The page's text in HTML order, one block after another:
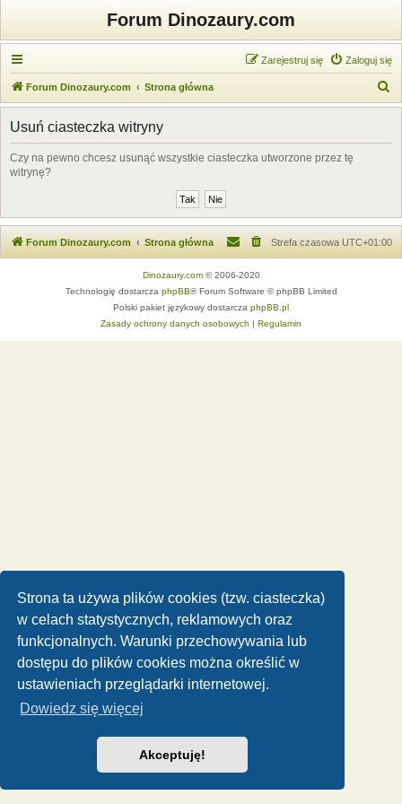
Strona ta używa plików cookies (tzw. ciasteczka)
w celach statystycznych, reklamowych oraz
funkcjonalnych. Warunki przechowywania lub
dostępu do plików cookies można określić w
ustawieniach przeglądarki internetowej.
Dowiedz się więcej
Akceptuję!
Forum Dinozaury.com
Zaloguj się
Zarejestruj się
Forum Dinozaury.com Strona główna
z
Usuń ciasteczka witryny
Czy na pewno chcesz usunąć wszystkie ciasteczka utworzone przez tę
witrynę?
Forum Dinozaury.com Strona główna Strefa czasowa UTC+01:00
Dinozaury.com© 2006-2020
Technologię dostarcza phpBB® Forum Software © phpBB Limited
Polski pakiet językowy dostarcza phpBB.pl
Zasady ochrony danych osobowych | Regulamin